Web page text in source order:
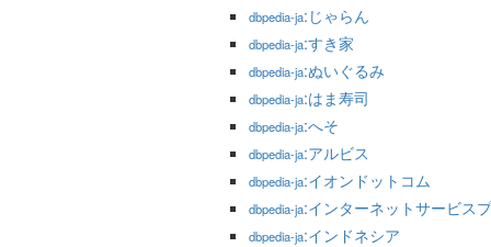
dbpedia-ja:じゃらん
dbpedia-ja:すき家
dbpedia-ja:ぬいぐるみ
dbpedia-ja:はま寿司
dbpedia-ja:へそ
dbpedia-ja:アルビス
dbpedia-ja:イオンドットコム
dbpedia-ja:インターネットサービス
dbpedia-ja:インドネシア